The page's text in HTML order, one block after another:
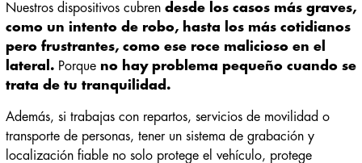
Nuestros dispositivos cubrendesde los casos más graves,
como un intento de robo, hasta los más cotidianos
pero frustrantes, como ese roce malicioso en el
lateral.Porque no hay problema pequeño cuando se
trata de tu tranquilidad.
Además, si trabajas con repartos, servicios de movilidad o
transporte de personas, tener un sistema de grabación y
localización fiable no solo protege el vehículo, protege